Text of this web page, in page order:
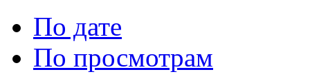
По дате
По просмотрам